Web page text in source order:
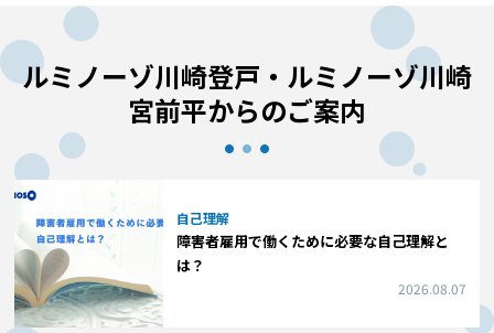
ルミノーゾ川崎登戸・ルミノーゾ川崎
宮前平からのご案内
自己理解
障害者雇用で働くために必要な自己理解と
は？
2026.08.07